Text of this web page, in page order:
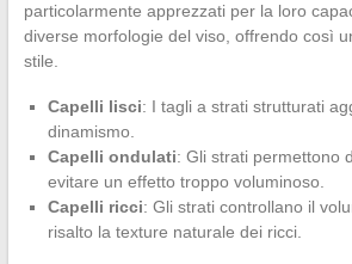
particolarmente apprezzati per la loro
diverse morfologie del viso, offrendo così
stile.
Capelli lisci: I tagli a strati strutturati
dinamismo.
Capelli ondulati: Gli strati permettono
evitare un effetto troppo voluminoso.
Capelli ricci: Gli strati controllano il
risalto la texture naturale dei ricci.